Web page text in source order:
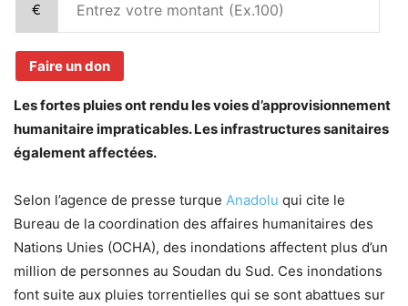
€
Faire un don
Les fortes pluies ont rendu les voies d’approvisionnement
humanitaire impraticables. Les infrastructures sanitaires
également affectées.
Selon l’agence de presse turque Anadolu qui cite le
Bureau de la coordination des affaires humanitaires des
Nations Unies (OCHA), des inondations affectent plus d’un
million de personnes au Soudan du Sud. Ces inondations
font suite aux pluies torrentielles qui se sont abattues sur